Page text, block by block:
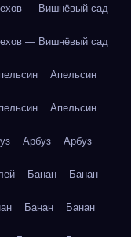
— Вишнёвый сад
— Вишнёвый сад
Апельсин
Апельсин
Арбуз Арбуз
Банан Банан
Банан Банан